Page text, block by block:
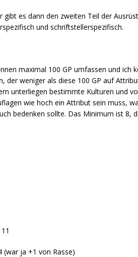
gibt es dann den zweiten Teil der
und schriftstellerspezifisch.
maximal 100 GP umfassen und ich
der weniger als diese 100 GP auf
unterliegen bestimmte Kulturen und
wie hoch ein Attribut sein muss,
bedenken sollte. Das Minimum ist 8,
(war ja +1 von Rasse)